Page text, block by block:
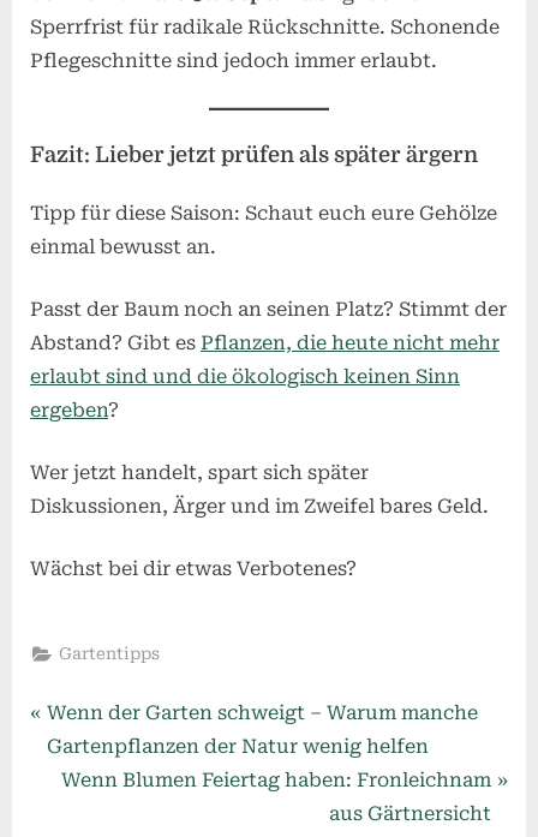
Sperrfrist für radikale Rückschnitte. Schonende
Pflegeschnitte sind jedoch immer erlaubt.
Fazit: Lieber jetzt prüfen als später ärgern
Tipp für diese Saison: Schaut euch eure Gehölze
einmal bewusst an.
Passt der Baum noch an seinen Platz? Stimmt der
Abstand? Gibt es Pflanzen, die heute nicht mehr
erlaubt sind und die ökologisch keinen Sinn
ergeben?
Wer jetzt handelt, spart sich später
Diskussionen, Ärger und im Zweifel bares Geld.
Wächst bei dir etwas Verbotenes?
Gartentipps
Beitragsnavigation
P
r
Wenn der Garten schweigt – Warum manche
Gartenpflanzen der Natur wenig helfen
N
Wenn Blumen Feiertag haben: Fronleichnam
aus Gärtnersicht